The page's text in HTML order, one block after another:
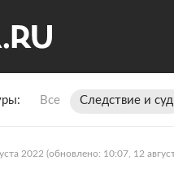
Все Следствие и суд
2022 (обновлено: 10:07, 12